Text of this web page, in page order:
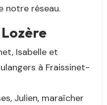
notre réseau.
Isabelle et
à Fraissinet-
Julien, maraîcher